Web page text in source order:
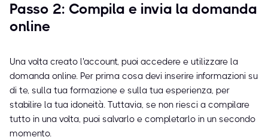
Passo 2: Compila e invia la domanda
online
Una volta creato l'account, puoi accedere e utilizzare la
domanda online. Per prima cosa devi inserire informazioni su
di te, sulla tua formazione e sulla tua esperienza, per
stabilire la tua idoneità. Tuttavia, se non riesci a compilare
tutto in una volta, puoi salvarlo e completarlo in un secondo
momento.